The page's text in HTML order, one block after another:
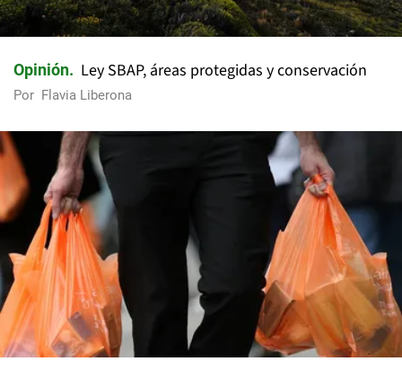
Opinión Ley SBAP, áreas protegidas y conservación
Por Flavia Liberona